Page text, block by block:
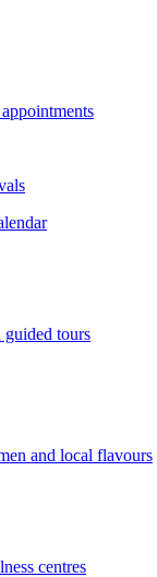
tours
and local flavours
centres